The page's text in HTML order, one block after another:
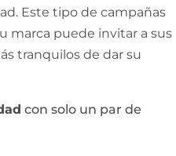
Este tipo de campañas
marca puede invitar a sus
tranquilos de dar su
con solo un par de